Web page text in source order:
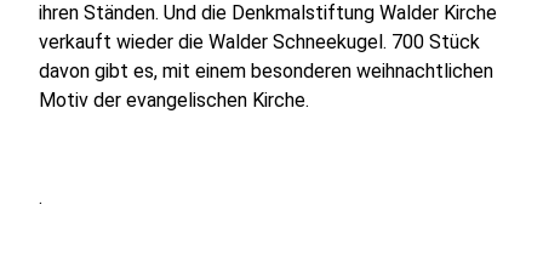
ihren Ständen. Und die Denkmalstiftung Walder Kirche
verkauft wieder die Walder Schneekugel. 700 Stück
davon gibt es, mit einem besonderen weihnachtlichen
Motiv der evangelischen Kirche.
.